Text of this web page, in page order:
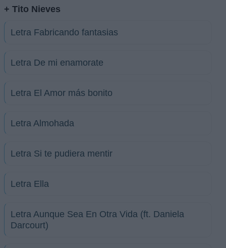
+ Tito Nieves
Letra Fabricando fantasias
Letra De mi enamorate
Letra El Amor más bonito
Letra Almohada
Letra Si te pudiera mentir
Letra Ella
Letra Aunque Sea En Otra Vida (ft. Daniela
Darcourt)